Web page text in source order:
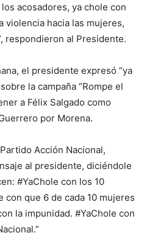
acosadores, ya chole con
violencia hacia las mujeres,
respondieron al Presidente.
el presidente expresó “ya
la campaña “Rompe el
a Félix Salgado como
por Morena.
Acción Nacional,
al presidente, diciéndole
#YaChole con los 10
con que 6 de cada 10 mujeres
la impunidad. #YaChole con